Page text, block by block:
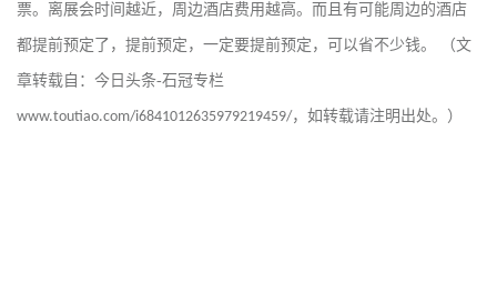
票。离展会时间越近，周边酒店费用越高。 而且有可能周边的酒店
都提前预定了，提前预定，一定要提前预定，可以省不少钱。 （文
章转载自：今日头条-石冠专栏
www.toutiao.com/i6841012635979219459/，如转载请注明出处。）